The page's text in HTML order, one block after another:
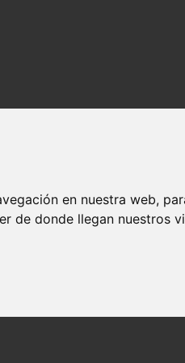
en nuestra web,
de donde llegan nuestros